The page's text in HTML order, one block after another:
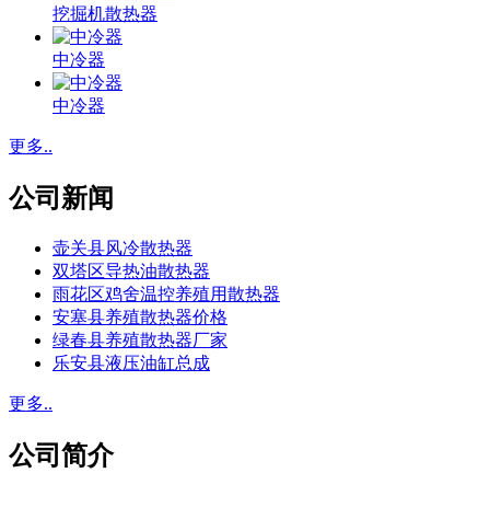
挖掘机散热器
中冷器
中冷器
更多..
公司新闻
壶关县风冷散热器
双塔区导热油散热器
雨花区鸡舍温控养殖用散热器
安塞县养殖散热器价格
绿春县养殖散热器厂家
乐安县液压油缸总成
更多..
公司简介